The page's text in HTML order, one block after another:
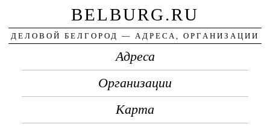
BELBURG.RU
ДЕЛОВОЙ БЕЛГОРОД — АДРЕСА, ОРГАНИЗАЦИИ
Адреса
Организации
Карта